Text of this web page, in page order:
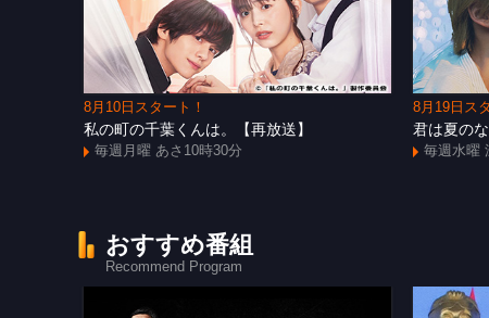
8月10日スタート！
私の町の千葉くんは。【再放送】
毎週月曜 あさ10時30分
8月19日ス
君は夏の
毎週水曜
おすすめ番組
Recommend Program